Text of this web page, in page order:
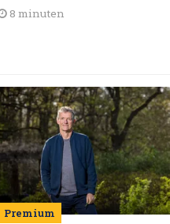
8 minuten
Premium